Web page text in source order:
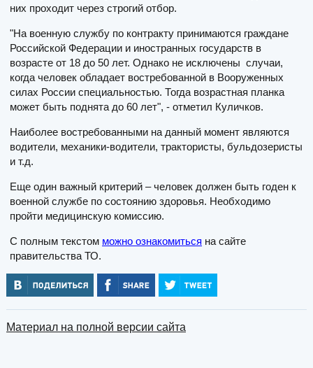
них проходит через строгий отбор.
"На военную службу по контракту принимаются граждане
Российской Федерации и иностранных государств в
возрасте от 18 до 50 лет. Однако не исключены случаи,
когда человек обладает востребованной в Вооруженных
силах России специальностью. Тогда возрастная планка
может быть поднята до 60 лет", - отметил Куличков.
Наиболее востребованными на данный момент являются
водители, механики-водители, трактористы, бульдозеристы
и т.д.
Еще один важный критерий – человек должен быть годен к
военной службе по состоянию здоровья. Необходимо
пройти медицинскую комиссию.
С полным текстом можно ознакомиться на сайте
правительства ТО.
Материал на полной версии сайта